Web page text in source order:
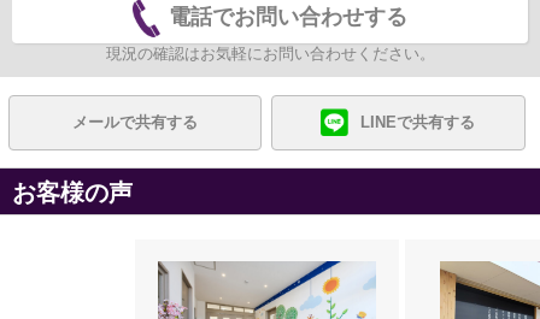
電話でお問い合わせする
現況の確認はお気軽にお問い合わせください。
メールで共有する LINEで共有する
お客様の声